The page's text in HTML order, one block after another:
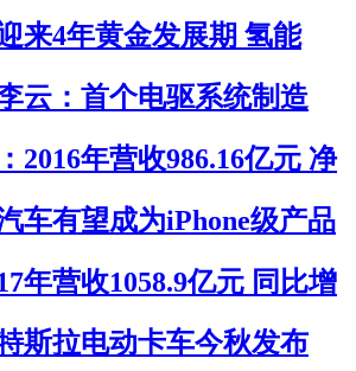
来4年黄金发展期 氢能
云：首个电驱系统制造
2016年营收986.16亿元 净
车有望成为iPhone级产品
年营收1058.9亿元 同比增
斯拉电动卡车今秋发布